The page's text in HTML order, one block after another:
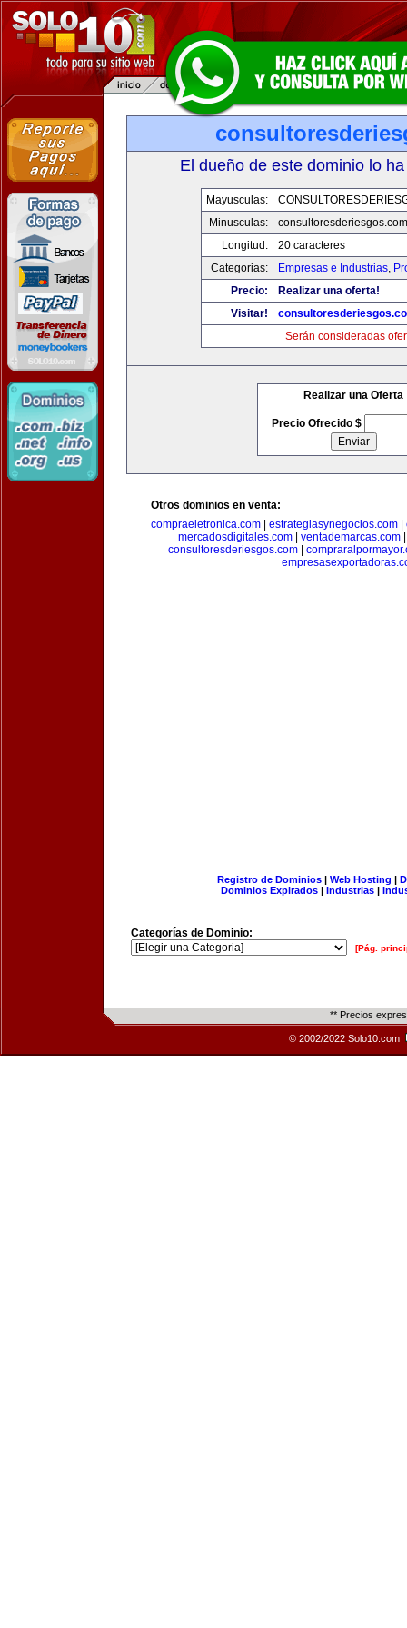
El dueño de este dominio lo
Mayusculas:
Minusculas:
consultoresderiesgos.com
Longitud:
20 caracteres
Categorias:
Empresas e Industrias,
Precio:
Realizar una oferta!
Visitar!
Serán consideradas
Realizar una Oferta
Precio Ofrecido $
Otros dominios en venta:
compraeletronica.com
estrategiasynegocios.com
mercadosdigitales.com| ventademarcas.com
consultoresderiesgos.com
Registro de Dominios| Web Hosting |
Dominios Expirados | Industrias |
Categorías de Dominio:
[Pág.
** Precios
© 2002/2022 Solo10.com